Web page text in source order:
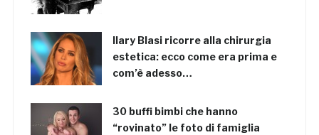
Ilary Blasi ricorre alla chirurgia
estetica: ecco come era prima e
com’è adesso…
30 buffi bimbi che hanno
“rovinato” le foto di famiglia